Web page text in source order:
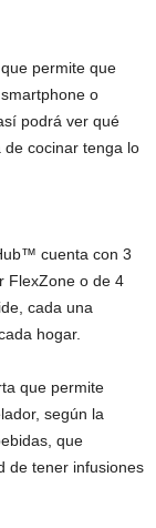
permite que
o
podrá ver qué
cocinar tenga lo
cuenta con 3
FlexZone o de 4
cada una
hogar.
que permite
según la
que
de tener infusiones